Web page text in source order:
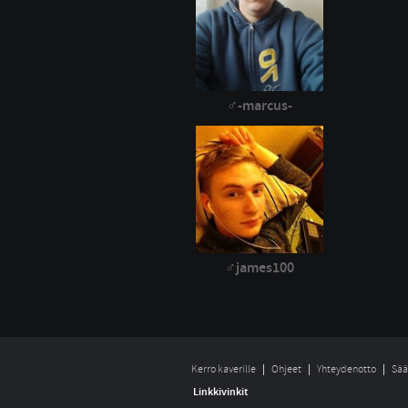
-marcus-
james100
Kerro kaverille Ohjeet Yhteydenotto
Linkkivinkit